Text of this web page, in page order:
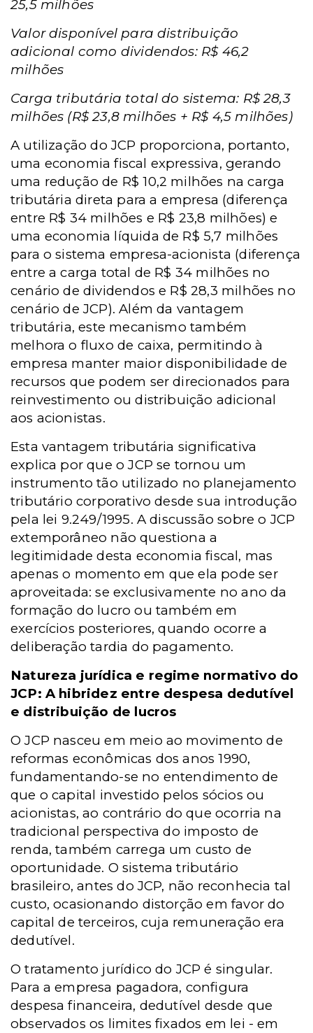
25,5 milhões
Valor disponível para distribuição
adicional como dividendos: R$ 46,2
milhões
Carga tributária total do sistema: R$ 28,3
milhões (R$ 23,8 milhões + R$ 4,5 milhões)
A utilização do JCP proporciona, portanto,
uma economia fiscal expressiva, gerando
uma redução de R$ 10,2 milhões na carga
tributária direta para a empresa (diferença
entre R$ 34 milhões e R$ 23,8 milhões) e
uma economia líquida de R$ 5,7 milhões
para o sistema empresa-acionista (diferença
entre a carga total de R$ 34 milhões no
cenário de dividendos e R$ 28,3 milhões no
cenário de JCP). Além da vantagem
tributária, este mecanismo também
melhora o fluxo de caixa, permitindo à
empresa manter maior disponibilidade de
recursos que podem ser direcionados para
reinvestimento ou distribuição adicional
aos acionistas.
Esta vantagem tributária significativa
explica por que o JCP se tornou um
instrumento tão utilizado no planejamento
tributário corporativo desde sua introdução
pela lei 9.249/1995. A discussão sobre o JCP
extemporâneo não questiona a
legitimidade desta economia fiscal, mas
apenas o momento em que ela pode ser
aproveitada: se exclusivamente no ano da
formação do lucro ou também em
exercícios posteriores, quando ocorre a
deliberação tardia do pagamento.
Natureza jurídica e regime normativo do
JCP: A hibridez entre despesa dedutível
e distribuição de lucros
O JCP nasceu em meio ao movimento de
reformas econômicas dos anos 1990,
fundamentando-se no entendimento de
que o capital investido pelos sócios ou
acionistas, ao contrário do que ocorria na
tradicional perspectiva do imposto de
renda, também carrega um custo de
oportunidade. O sistema tributário
brasileiro, antes do JCP, não reconhecia tal
custo, ocasionando distorção em favor do
capital de terceiros, cuja remuneração era
dedutível.
O tratamento jurídico do JCP é singular.
Para a empresa pagadora, configura
despesa financeira, dedutível desde que
observados os limites fixados em lei - em